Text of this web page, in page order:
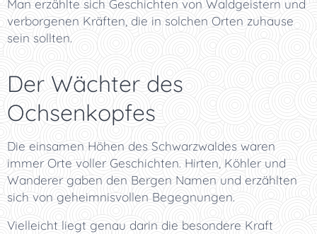
Man erzählte sich Geschichten von Waldgeistern und
verborgenen Kräften, die in solchen Orten zuhause
sein sollten.
Der Wächter des
Ochsenkopfes
Die einsamen Höhen des Schwarzwaldes waren
immer Orte voller Geschichten. Hirten, Köhler und
Wanderer gaben den Bergen Namen und erzählten
sich von geheimnisvollen Begegnungen.
Vielleicht liegt genau darin die besondere Kraft